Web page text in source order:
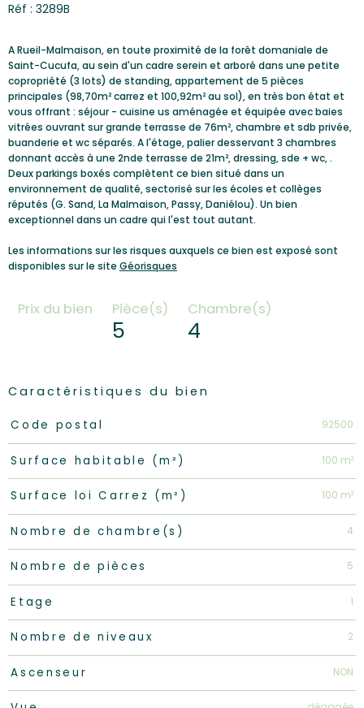
Réf : 3289B
A Rueil-Malmaison, en toute proximité de la forêt domaniale de
Saint-Cucufa, au sein d'un cadre serein et arboré dans une petite
copropriété (3 lots) de standing, appartement de 5 pièces
principales (98,70m² carrez et 100,92m² au sol), en très bon état et
vous offrant : séjour - cuisine us aménagée et équipée avec baies
vitrées ouvrant sur grande terrasse de 76m², chambre et sdb privée,
buanderie et wc séparés. A l'étage, palier desservant 3 chambres
donnant accès à une 2nde terrasse de 21m², dressing, sde + wc, .
Deux parkings boxés complètent ce bien situé dans un
environnement de qualité, sectorisé sur les écoles et collèges
réputés (G. Sand, La Malmaison, Passy, Daniélou). Un bien
exceptionnel dans un cadre qui l'est tout autant.
Les informations sur les risques auxquels ce bien est exposé sont
disponibles sur le site Géorisques
Prix du bien Pièce(s)
5
Chambre(s)
4
Caractéristiques du bien
Caractéristiques Valeurs
Code postal 92500
Surface habitable (m²) 100 m²
Surface loi Carrez (m²) 100 m²
Nombre de chambre(s) 4
Nombre de pièces 5
Etage 1
Nombre de niveaux 2
Ascenseur NON